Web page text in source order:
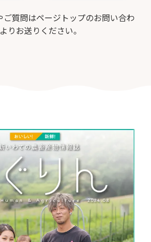
ご質問はページトップのお問い合わ
りお送りください。